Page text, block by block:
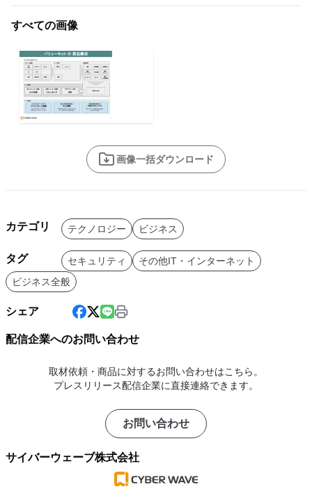
すべての画像
画像一括ダウンロード
カテゴリ テクノロジー ビジネス
タグ セキュリティ
その他IT・インターネット
ビジネス全般
シェア
配信企業へのお問い合わせ
取材依頼・商品に対するお問い合わせはこちら。
プレスリリース配信企業に直接連絡できます。
お問い合わせ
サイバーウェーブ株式会社